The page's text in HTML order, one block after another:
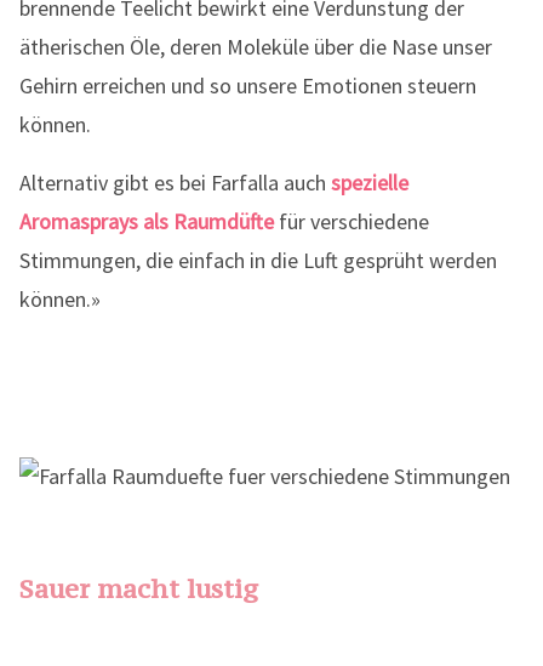
brennende Teelicht bewirkt eine Verdunstung der
ätherischen Öle, deren Moleküle über die Nase unser
Gehirn erreichen und so unsere Emotionen steuern
können.
Alternativ gibt es bei Farfalla auch spezielle
Aromasprays als Raumdüftefür verschiedene
Stimmungen, die einfach in die Luft gesprüht werden
können.»
Sauer macht lustig